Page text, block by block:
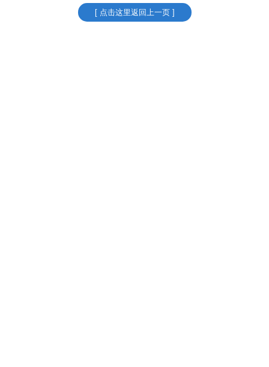
[ 点击这里返回上一页 ]